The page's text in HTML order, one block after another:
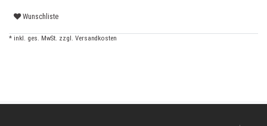
Wunschliste
* inkl. ges. MwSt. zzgl. Versandkosten